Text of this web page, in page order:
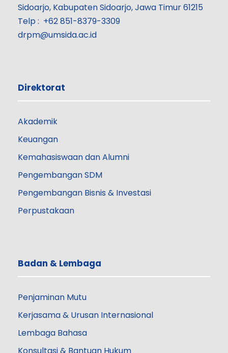
Sidoarjo, Kabupaten Sidoarjo, Jawa Timur 61215
Telp : +62 851-8379-3309
drpm@umsida.ac.id
Direktorat
Akademik
Keuangan
Kemahasiswaan dan Alumni
Pengembangan SDM
Pengembangan Bisnis & Investasi
Perpustakaan
Badan & Lembaga
Penjaminan Mutu
Kerjasama & Urusan Internasional
Lembaga Bahasa
Konsultasi & Bantuan Hukum